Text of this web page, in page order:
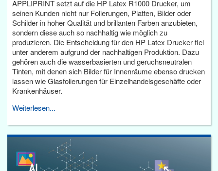
APPLIPRINT setzt auf die HP Latex R1000 Drucker, um
seinen Kunden nicht nur Folierungen, Platten, Bilder oder
Schilder in hoher Qualität und brillanten Farben anzubieten,
sondern diese auch so nachhaltig wie möglich zu
produzieren. Die Entscheidung für den HP Latex Drucker fiel
unter anderem aufgrund der nachhaltigen Produktion. Dazu
gehören auch die wasserbasierten und geruchsneutralen
Tinten, mit denen sich Bilder für Innenräume ebenso drucken
lassen wie Glasfolierungen für Einzelhandelsgeschäfte oder
Krankenhäuser.
Weiterlesen...